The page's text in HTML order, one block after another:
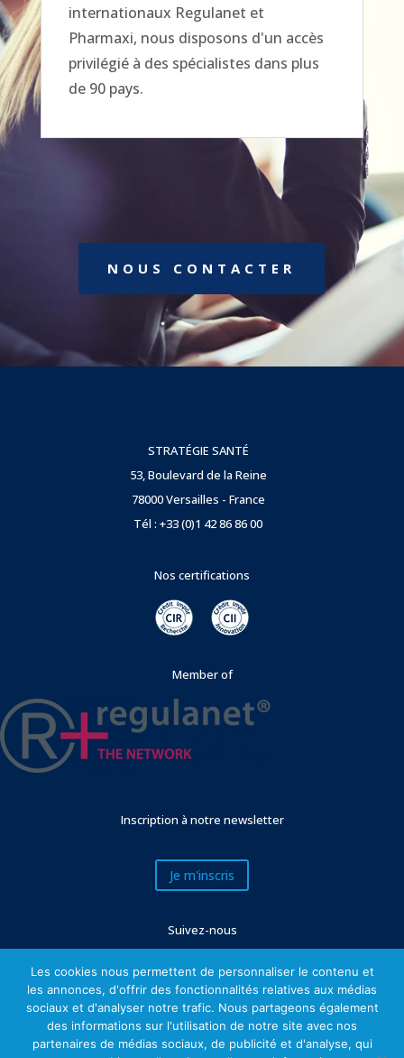
internationaux Regulanet et
Pharmaxi, nous disposons d'un accès
privilégié à des spécialistes dans plus
de 90 pays.
NOUS CONTACTER
STRATÉGIE SANTÉ
53, Boulevard de la Reine
78000 Versailles - France
Tél : +33 (0)1 42 86 86 00
Nos certifications
Member of
Inscription à notre newsletter
Je m'inscris
Suivez-nous
Les cookies nous permettent de personnaliser le contenu et
les annonces, d'offrir des fonctionnalités relatives aux médias
sociaux et d'analyser notre trafic. Nous partageons également
des informations sur l'utilisation de notre site avec nos
partenaires de médias sociaux, de publicité et d'analyse, qui